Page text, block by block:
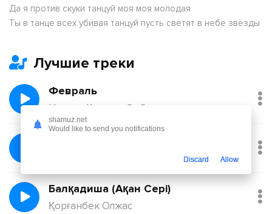
Да я против скуки танцуй моя моя молодая
Ты в танце всех убивая танцуй пусть светят в небе звёзды
Лучшие треки
Февраль
Никита Киоссе, Фейгин
Балқадиша (Ақан Сері)
Қорғанбек Олжас
shamuz.net
Would like to send you notifications
Discard Allow